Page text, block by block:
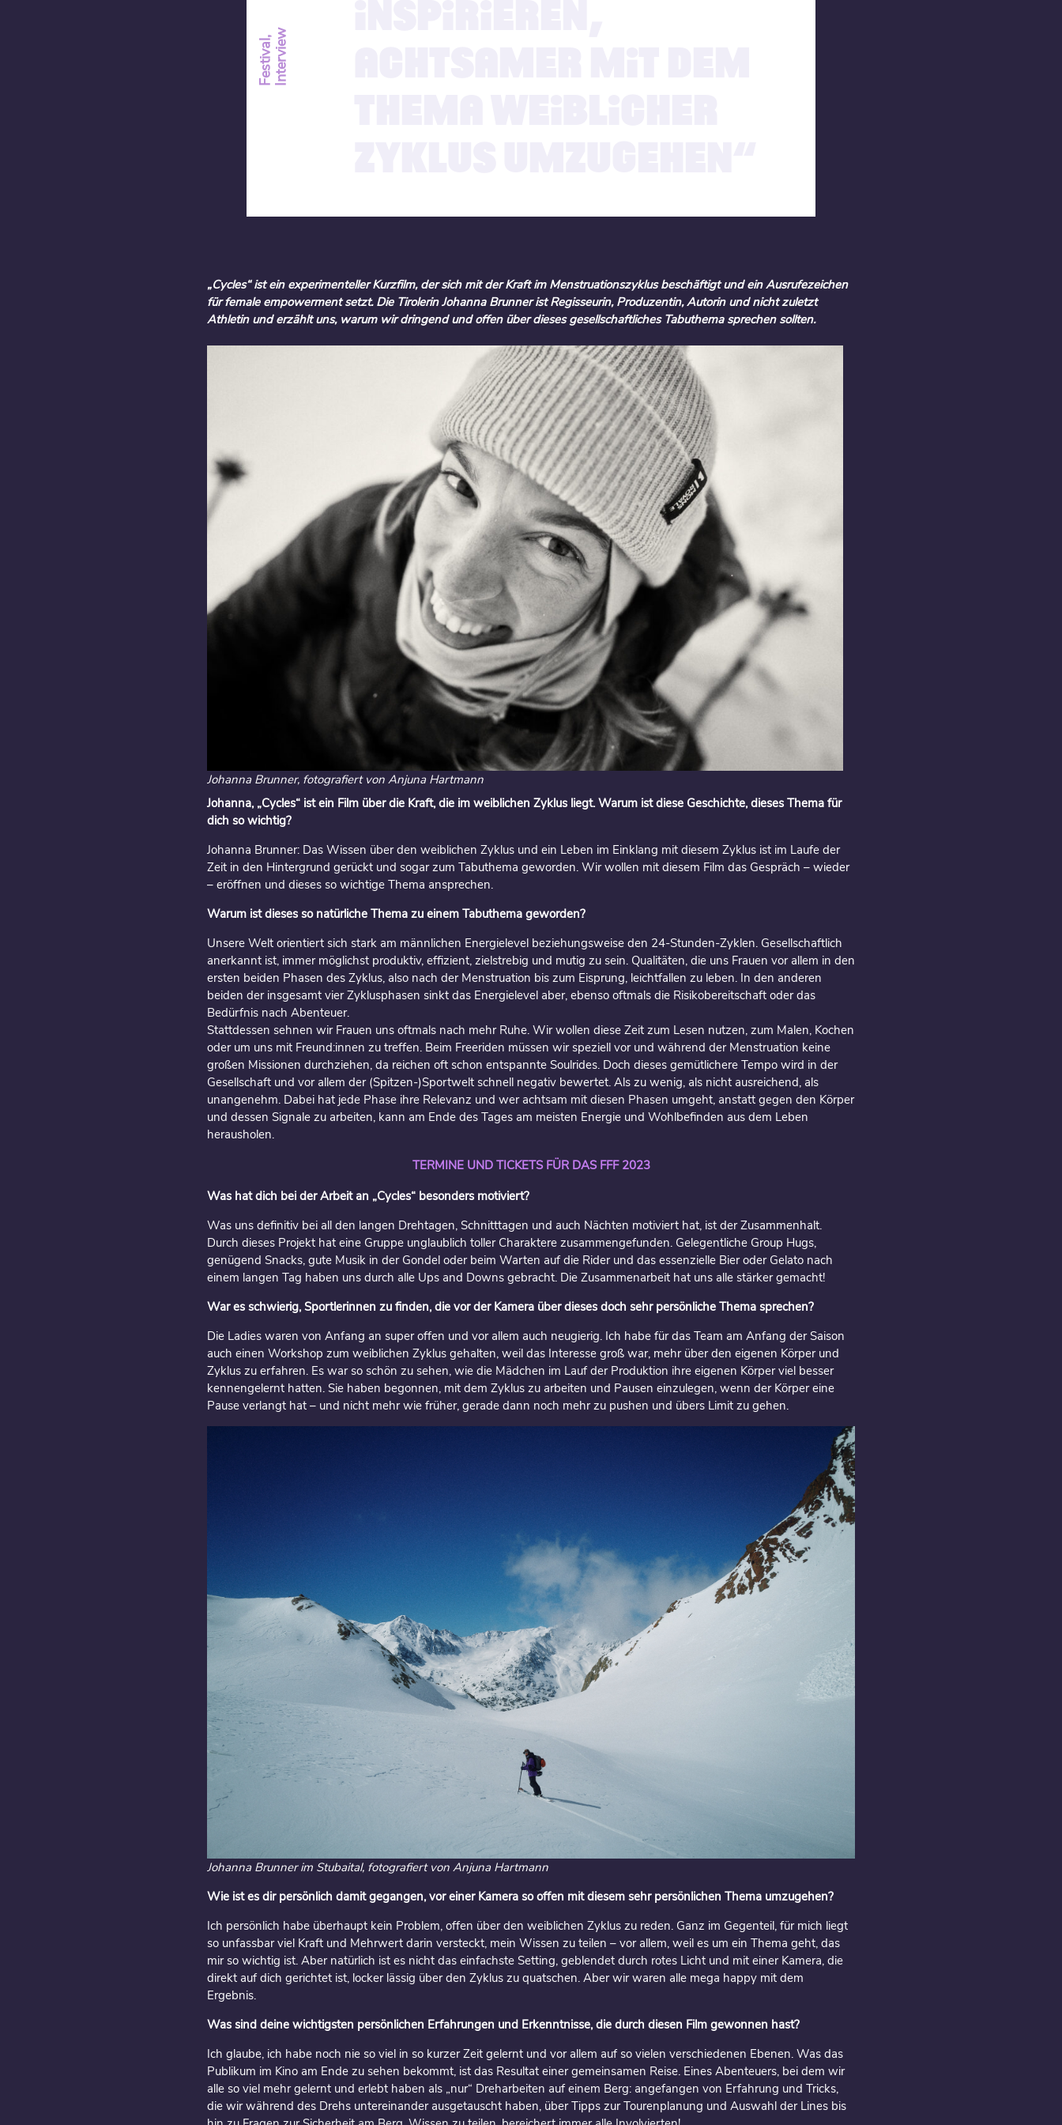
F
e
s
t
i
v
a
l
,
I
n
t
e
r
v
i
ew
„Cycles“ ist ein experimenteller Kurzfilm, der sich mit der Kraft im Menstruationszyklus beschäftigt und ein Ausrufezeichen
für female empowerment setzt. Die Tirolerin Johanna Brunner ist Regisseurin, Produzentin, Autorin und nicht zuletzt
Athletin und erzählt uns, warum wir dringend und offen über diesesgesellschaftliches Tabuthema sprechen sollten.
Johanna Brunner, fotografiert von Anjuna Hartmann
Johanna, „Cycles“ ist ein Film über die Kraft, die im weiblichen Zyklus liegt. Warum ist diese Geschichte, dieses Thema für
dich so wichtig?
Johanna Brunner: Das Wissen über den weiblichen Zyklus und ein Leben im Einklang mit diesem Zyklus ist im Laufe der
Zeit in den Hintergrund gerückt und sogar zum Tabuthema geworden. Wir wollen mit diesem Film das Gespräch – wieder
– eröffnen und dieses so wichtige Thema ansprechen.
Warum ist dieses so natürliche Thema zu einem Tabuthema geworden?
Unsere Welt orientiert sich stark am männlichen Energielevel beziehungsweise den 24-Stunden-Zyklen. Gesellschaftlich
anerkannt ist, immer möglichst produktiv, effizient, zielstrebig und mutig zu sein. Qualitäten, die uns Frauen vor allem in den
ersten beiden Phasen des Zyklus, also nach der Menstruation bis zum Eisprung, leichtfallen zu leben. In den anderen
beiden der insgesamt vier Zyklusphasen sinkt das Energielevel aber, ebenso oftmals die Risikobereitschaft oder das
Bedürfnis nach Abenteuer.
Stattdessen sehnen wir Frauen uns oftmals nach mehr Ruhe. Wir wollen diese Zeit zum Lesen nutzen, zum Malen, Kochen
oder um uns mit Freund:innen zu treffen. Beim Freeriden müssen wir speziell vor und während der Menstruation keine
großen Missionen durchziehen, da reichen oft schon entspannte Soulrides. Doch dieses gemütlichere Tempo wird in der
Gesellschaft und vor allem der (Spitzen-)Sportwelt schnell negativ bewertet. Als zu wenig, als nicht ausreichend, als
unangenehm. Dabei hat jede Phase ihre Relevanz und wer achtsam mit diesen Phasen umgeht, anstatt gegen den Körper
und dessen Signale zu arbeiten, kann am Ende des Tages am meisten Energie und Wohlbefinden aus dem Leben
herausholen.
TERMINE UND TICKETS FÜR DAS FFF 2023
Was hat dich bei der Arbeit an „Cycles“ besonders motiviert?
Was uns definitiv bei all den langen Drehtagen, Schnitttagen und auch Nächten motiviert hat, ist der Zusammenhalt.
Durch dieses Projekt hat eine Gruppe unglaublich toller Charaktere zusammengefunden. Gelegentliche Group Hugs,
genügend Snacks, gute Musik in der Gondel oder beim Warten auf die Rider und das essenzielle Bier oder Gelato nach
einem langen Tag haben uns durch alle Ups and Downs gebracht. Die Zusammenarbeit hat uns alle stärker gemacht!
War es schwierig, Sportlerinnen zu finden, die vor der Kamera über dieses doch sehr persönliche Thema sprechen?
Die Ladies waren von Anfang an super offen und vor allem auch neugierig. Ich habe für das Team am Anfang der Saison
auch einen Workshop zum weiblichen Zyklus gehalten, weil das Interesse groß war, mehr über den eigenen Körper und
Zyklus zu erfahren. Es war so schön zu sehen, wie die Mädchen im Lauf der Produktion ihre eigenen Körper viel besser
kennengelernt hatten. Sie haben begonnen, mit dem Zyklus zu arbeiten und Pausen einzulegen, wenn der Körper eine
Pause verlangt hat – und nicht mehr wie früher, gerade dann noch mehr zu pushen und übers Limit zu gehen.
Johanna Brunner im Stubaital, fotografiert von Anjuna Hartmann
Wie ist es dir persönlich damit gegangen, vor einer Kamera so offen mit diesem sehr persönlichen Thema umzugehen?
Ich persönlich habe überhaupt kein Problem, offen über den weiblichen Zyklus zu reden. Ganz im Gegenteil, für mich liegt
so unfassbar viel Kraft und Mehrwert darin versteckt, mein Wissen zu teilen – vor allem, weil es um ein Thema geht, das
mir so wichtig ist. Aber natürlich ist es nicht das einfachste Setting, geblendet durch rotes Licht und mit einer Kamera, die
direkt auf dich gerichtet ist, locker lässig über den Zyklus zu quatschen. Aber wir waren alle mega happy mit dem
Ergebnis.
Was sind deine wichtigsten persönlichen Erfahrungen und Erkenntnisse, die durch diesen Film gewonnen hast?
Ich glaube, ich habe noch nie so viel in so kurzer Zeit gelernt und vor allem auf so vielen verschiedenen Ebenen. Was das
Publikum im Kino am Ende zu sehen bekommt, ist das Resultat einer gemeinsamen Reise. Eines Abenteuers, bei dem wir
alle so viel mehr gelernt und erlebt haben als „nur“ Dreharbeiten auf einem Berg: angefangen von Erfahrung und Tricks,
die wir während des Drehs untereinander ausgetauscht haben, über Tipps zur Tourenplanung und Auswahl der Lines bis